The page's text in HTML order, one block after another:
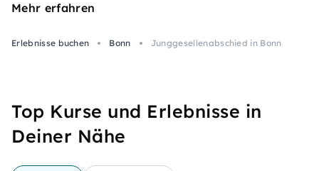
Mehr erfahren
Erlebnisse buchen Bonn Junggesellenabschied in Bonn
Top Kurse und Erlebnisse in
Deiner Nähe